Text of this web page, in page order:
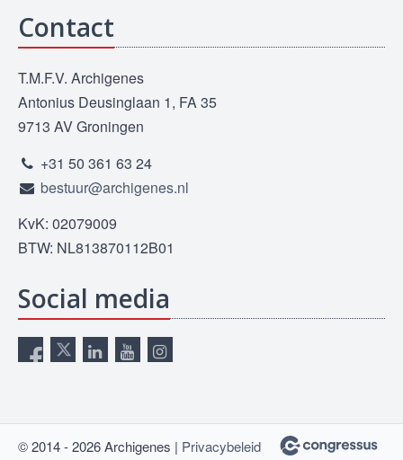
Contact
T.M.F.V. Archigenes
Antonius Deusinglaan 1, FA 35
9713 AV Groningen
+31 50 361 63 24
bestuur@archigenes.nl
KvK: 02079009
BTW: NL813870112B01
Social media
© 2014 - 2026 Archigenes | Privacybeleid